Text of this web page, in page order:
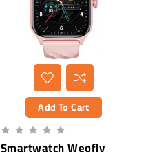
Add To Cart
    
Smartwatch Weofly